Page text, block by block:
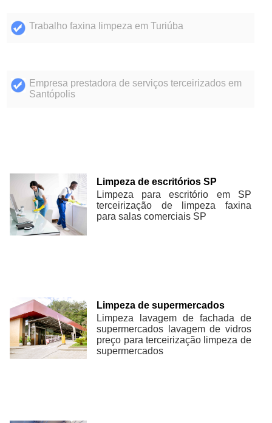
Trabalho faxina limpeza em Turiúba
Empresa prestadora de serviços terceirizados em
Santópolis
Limpeza de escritórios SP
Limpeza para escritório em SP
terceirização de limpeza faxina
para salas comerciais SP
Limpeza de supermercados
Limpeza lavagem de fachada de
supermercados lavagem de vidros
preço para terceirização limpeza de
supermercados